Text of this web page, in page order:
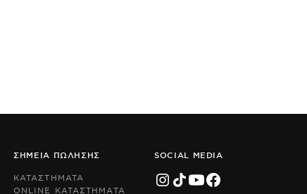
ΣΗΜΕΙΑ ΠΩΛΗΣΗΣ
ΚΑΤΑΣΤΗΜΑΤΑ
ONLINE ΚΑΤΑΣΤΗΜΑΤΑ
SOCIAL MEDIA